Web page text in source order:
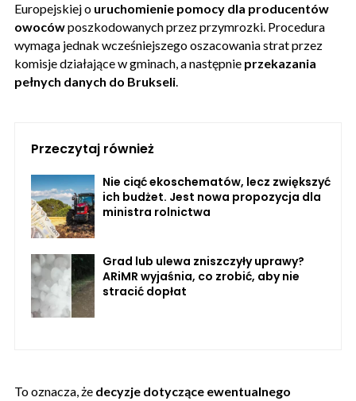
Europejskiej o uruchomienie pomocy dla producentów
owocówposzkodowanych przez przymrozki. Procedura
wymaga jednak wcześniejszego oszacowania strat przez
komisje działające w gminach, a następnie przekazania
pełnych danych do Brukseli.
Przeczytaj również
Nie ciąć ekoschematów, lecz zwiększyć
ich budżet. Jest nowa propozycja dla
ministra rolnictwa
Grad lub ulewa zniszczyły uprawy?
ARiMR wyjaśnia, co zrobić, aby nie
stracić dopłat
To oznacza, że decyzje dotyczące ewentualnego